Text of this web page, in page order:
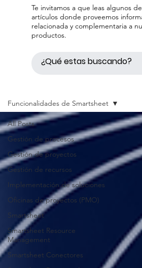
Te invitamos a que leas algunos
artículos donde proveemos
relacionada y complementaria a
productos.
All Posts
Gestión de procesos
Gestión de proyectos
Gestión de recursos
Implementación de soluciones
Oficinas de proyectos (PMO)
Smartsheet
Smartsheet Resource
Management
Smartsheet Conectores
Funcionalidades de Smartsheet